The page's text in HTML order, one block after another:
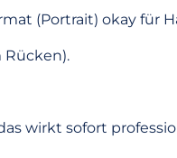
(Portrait) okay für
wirkt sofort